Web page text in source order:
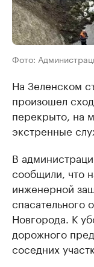
Фото:
На Зеленском
произошел
перекрыто, на
экстренные
В
сообщили, что
инженерной
спасательного
Новгорода. К
дорожного
соседних